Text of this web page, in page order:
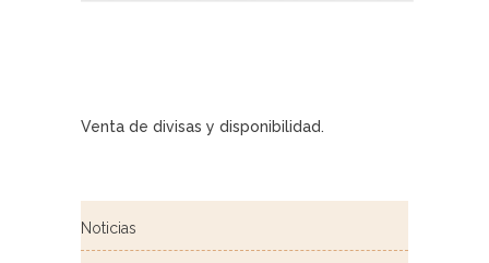
Venta de divisas y disponibilidad.
Noticias